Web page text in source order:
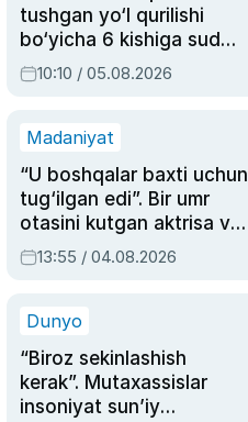
tushgan yo‘l qurilishi
bo‘yicha 6 kishiga sud
hukmi o‘qildi
10:10 / 05.08.2026
Madaniyat
“U boshqalar baxti uchun
tug‘ilgan edi”. Bir umr
otasini kutgan aktrisa va
dublyaj ustasi Rimma
Ahmedovaning
13:55 / 04.08.2026
Dunyo
“Biroz sekinlashish
kerak”. Mutaxassislar
insoniyat sun’iy